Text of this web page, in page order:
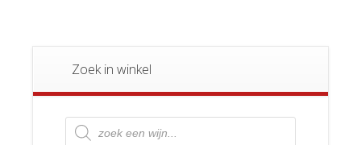
Zoek in winkel
Producten
zoeken